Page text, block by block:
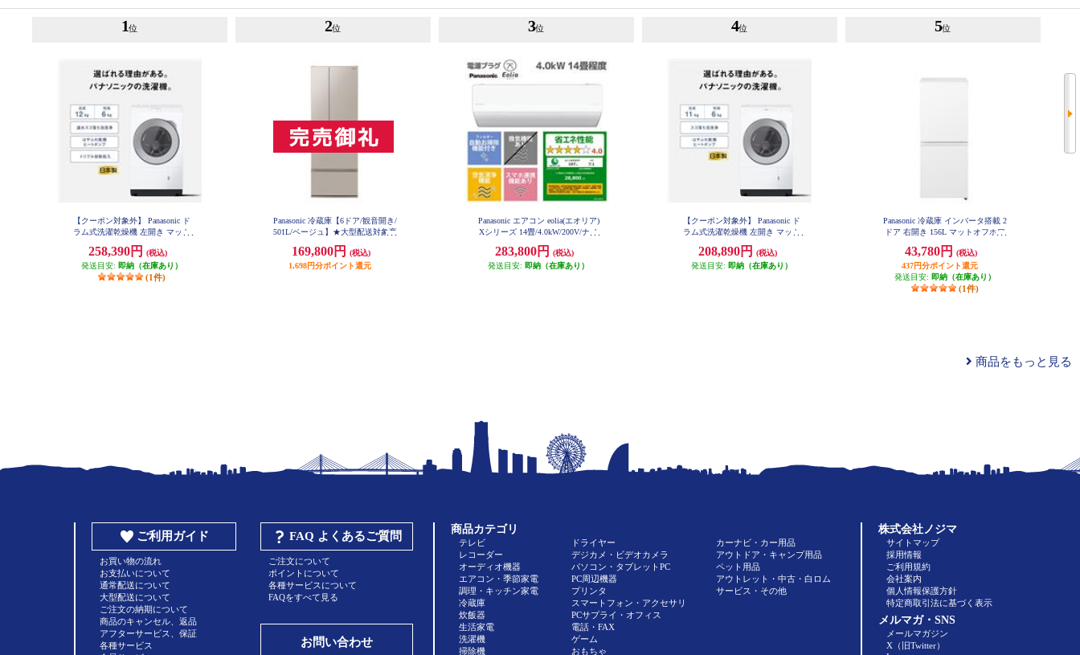
1位
【クーポン対象外】 Panasonic ド
ラム式洗濯乾燥機 左開き マット
LX127EL-W
258,390円
(税込)
発送目安: 即納（在庫あり）
(1件)
2位
Panasonic 冷蔵庫【6ドア/観音開き/
501L/ベージュ】★大型配送対象商
169,800円
(税込)
1,698円分ポイント還元
3位
Panasonic エアコン eolia(エオリア)
Xシリーズ 14畳/4.0kW/200V/ナノ
付/W/2026年度 CS-X406D2-ESET
283,800円
(税込)
発送目安: 即納（在庫あり）
4位
【クーポン対象外】 Panasonic ド
ラム式洗濯乾燥機 左開き マット
LX113EL-W
208,890円
(税込)
発送目安: 即納（在庫あり）
5位
Panasonic 冷蔵庫 インバータ搭載 2
ドア 右開き 156L マットオフホワ
43,780円
(税込)
437円分ポイント還元
発送目安: 即納（在庫あり）
(1件)
商品をもっと見る
ご利用ガイド
お買い物の流れ
お支払いについて
通常配送について
大型配送について
ご注文の納期について
商品のキャンセル、返品
アフターサービス、保証
各種サービス
FAQ よくあるご質問
ご注文について
ポイントについて
各種サービスについて
FAQをすべて見る
お問い合わせ
商品カテゴリ
テレビ
レコーダー
オーディオ機器
エアコン・季節家電
調理・キッチン家電
冷蔵庫
炊飯器
生活家電
洗濯機
掃除機
ドライヤー
デジカメ・ビデオカメラ
パソコン・タブレットPC
PC周辺機器
プリンタ
スマートフォン・アクセサリ
PCサプライ・オフィス
電話・FAX
ゲーム
おもちゃ
カーナビ・カー用品
アウトドア・キャンプ用品
ペット用品
アウトレット・中古・白ロム
サービス・その他
株式会社ノジマ
サイトマップ
採用情報
ご利用規約
会社案内
個人情報保護方針
特定商取引法に基づく表示
メルマガ・SNS
メールマガジン
X（旧Twitter）